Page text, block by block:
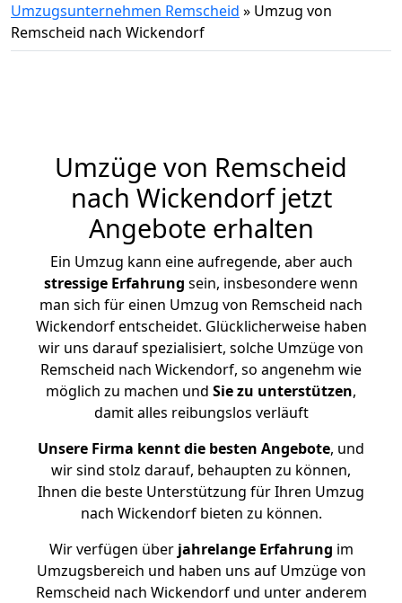
Umzugsunternehmen Remscheid » Umzug von
Remscheid nach Wickendorf
Umzüge von Remscheid
nach Wickendorf jetzt
Angebote erhalten
Ein Umzug kann eine aufregende, aber auch
stressige Erfahrung sein, insbesondere wenn
man sich für einen Umzug von Remscheid nach
Wickendorf entscheidet. Glücklicherweise haben
wir uns darauf spezialisiert, solche Umzüge von
Remscheid nach Wickendorf, so angenehm wie
möglich zu machen und Sie zu unterstützen,
damit alles reibungslos verläuft
Unsere Firma kennt die besten Angebote, und
wir sind stolz darauf, behaupten zu können,
Ihnen die beste Unterstützung für Ihren Umzug
nach Wickendorf bieten zu können.
Wir verfügen überjahrelange Erfahrung im
Umzugsbereich und haben uns auf Umzüge von
Remscheid nach Wickendorf und unter anderem